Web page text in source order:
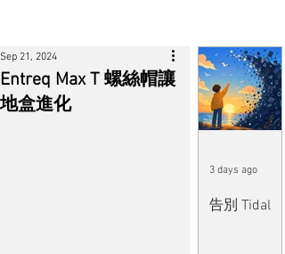
Entreq Max T 螺絲帽讓
地盒進化
Sep 21, 2024
告別 Tidal
3 days ago